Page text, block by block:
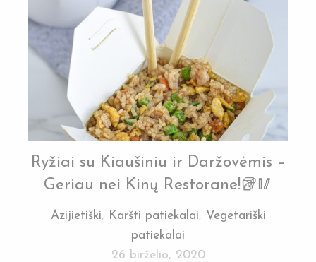
Ryžiai su Kiaušiniu ir Daržovėmis –
Geriau nei Kinų Restorane!🥡🥢
Azijietiški, Karšti patiekalai, Vegetariški
patiekalai
26 birželio, 2020